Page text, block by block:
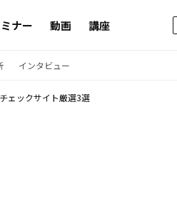
ナー 動画 講座
インタビュー
ェックサイト厳選3選